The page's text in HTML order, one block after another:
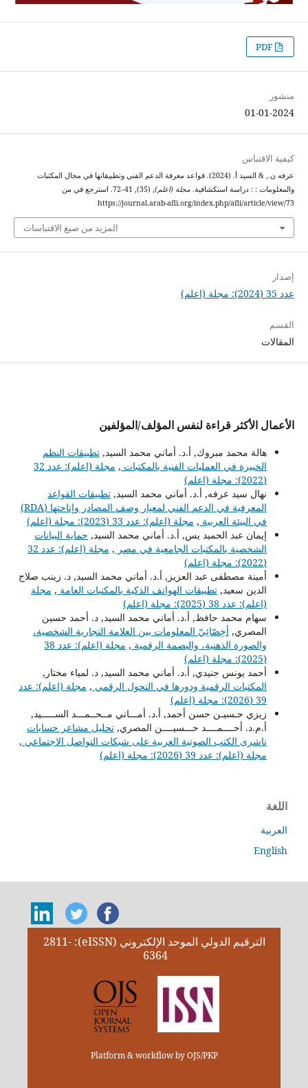
PDF
منشور
01-01-2024
كيفية الاقتباس
عرفه ن., & السيد أ. (2024). قواعد معرفة الدعم الفني وتطبيقاتها في مجال المكتبات
والمعلومات : : دراسة استكشافية. مجلة (اعلم)
, (35), 41–72. استرجع في من
https://journal.arab-afli.org/index.php/afli/article/view/73
المزيد من صيغ الاقتباسات
إصدار
عدد 35 (2024): مجلة (اعلم)
القسم
المقالات
الأعمال الأكثر قراءة لنفس المؤلف/المؤلفين
هالة محمد مبروك, أ.د. أماني محمد السيد, تطبيقات النظم
الخبيرة في العمليات الفنية بالمكتبات ,
مجلة (اعلم): عدد 32
(2022): مجلة (اعلم)
نهال سيد عرفه, أ.د. أماني محمد السيد, تطبيقات القواعد
المعرفية في الدعم الفني لمعيار وصف المصادر وإتاحتها (RDA)
في البيئة العربية , مجلة (اعلم): عدد 33 (2023): مجلة (اعلم)
إيمان عبد الحميد يس, أ.د. أماني محمد السيد, حماية البيانات
الشخصية بالمكتبات الجامعية في مصر ,
مجلة (اعلم): عدد 32
(2022): مجلة (اعلم)
أمينة مصطفى عبد العزيز, أ.د. أماني محمد السيد, د. زينب صلاح
الدين سعيد, تطبيقات الهواتف الذكية بالمكتبات العامة , مجلة
(اعلم): عدد 38 (2025): مجلة (اعلم)
سهام محمد حافظ, أ.د. أماني محمد السيد, د. أحمد حسين
المصري, أخِصّائِيّ المعلومات بين العلامة التجارية الشخصية،
والصورة الذهنية، والبصمة الرقمية ,
مجلة (اعلم): عدد 38
(2025): مجلة (اعلم)
أحمد يونس جنيدي, أ.د. أماني محمد السيد, د. لمياء مختار,
المكتبات الرقمية ودورها في التحول الرقمي , مجلة (اعلم): عدد
39 (2026): مجلة (اعلم)
زيزي حـسيـن حسن أحمد, أ.د. أمـــاني مــحــمـــد الســـــيد,
أ.م.د. أحــــمــــد حـــسيــــن المصري, تحليل مشاعر حسابات
ناشرى الكتب الصوتية العربية على شبكات التواصل الاجتماعي ,
مجلة (اعلم): عدد 39 (2026): مجلة (اعلم)
اللغة
العربية
English
الترقيم الدولي الموحد الإلكتروني (eISSN): 2811-
6364
Platform & workflow by OJS/PKP